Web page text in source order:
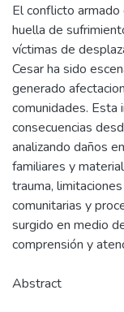
El conflicto armado
huella de
víctimas de
Cesar ha sido
generado
comunidades. Esta
consecuencias
analizando daños
familiares y
trauma,
comunitarias y
surgido en medio
comprensión y
Abstract